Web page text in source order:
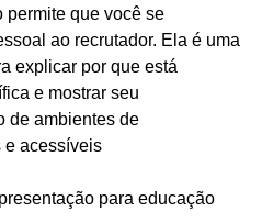
permite que você se
ao recrutador. Ela é uma
explicar por que está
e mostrar seu
de ambientes de
e acessíveis
para educação